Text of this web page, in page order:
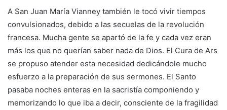
A San Juan María Vianney también le tocó vivir tiempos
convulsionados, debido a las secuelas de la revolución
francesa. Mucha gente se apartó de la fe y cada vez eran
más los que no querían saber nada de Dios. El Cura de Ars
se propuso atender esta necesidad dedicándole mucho
esfuerzo a la preparación de sus sermones. El Santo
pasaba noches enteras en la sacristía componiendo y
memorizando lo que iba a decir, consciente de la fragilidad